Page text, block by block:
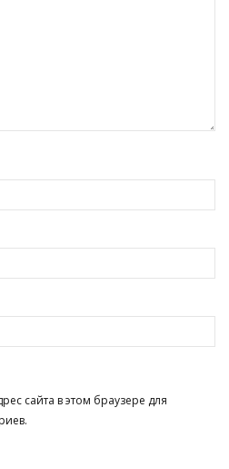
сайта в этом браузере для